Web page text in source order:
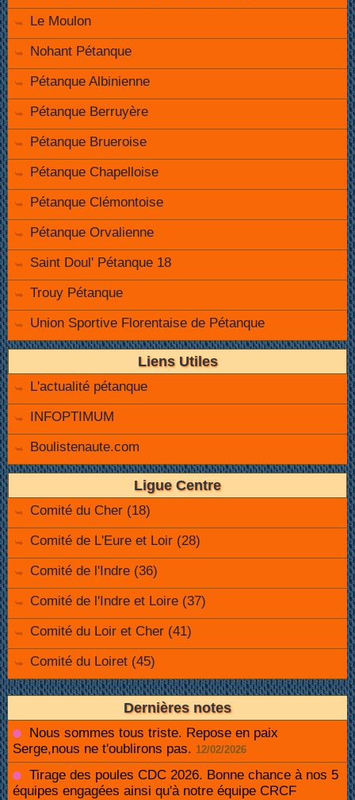
Le Moulon
Nohant Pétanque
Pétanque Albinienne
Pétanque Berruyère
Pétanque Brueroise
Pétanque Chapelloise
Pétanque Clémontoise
Pétanque Orvalienne
Saint Doul' Pétanque 18
Trouy Pétanque
Union Sportive Florentaise de Pétanque
Liens Utiles
L'actualité pétanque
INFOPTIMUM
Boulistenaute.com
Ligue Centre
Comité du Cher (18)
Comité de L'Eure et Loir (28)
Comité de l'Indre (36)
Comité de l'Indre et Loire (37)
Comité du Loir et Cher (41)
Comité du Loiret (45)
Dernières notes
Nous sommes tous triste. Repose en paix
Serge,nous ne t'oublirons pas. 12/02/2026
Tirage des poules CDC 2026. Bonne chance à nos 5
équipes engagées ainsi qu'à notre équipe CRCF